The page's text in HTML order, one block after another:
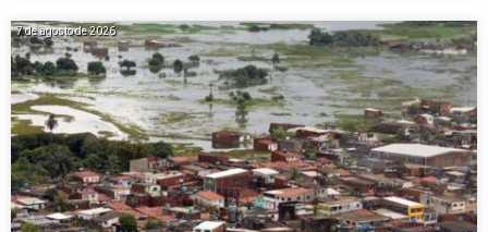
7 de agosto de 2026